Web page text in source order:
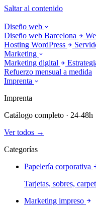
Saltar al contenido
Diseño web
Diseño web Barcelona
Hosting WordPress
Marketing
Marketing digital
Refuerzo mensual a medida
Imprenta
Imprenta
Catálogo completo · 24-48h
Ver todos →
Categorías
Papelería corporativa
Tarjetas, sobres,
Marketing impreso